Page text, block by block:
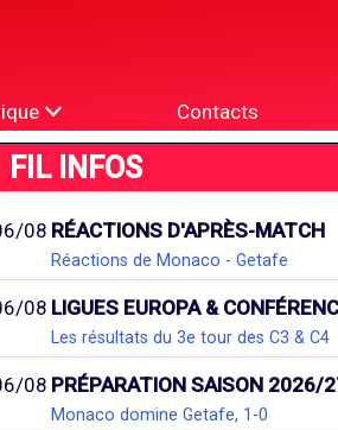
Contacts
FIL INFOS
08 RÉACTIONS D'APRÈS-MATCH
Réactions de Monaco - Getafe
08 LIGUES EUROPA &
Les résultats du 3e tour des C3 & C4
08 PRÉPARATION SAISON 2026/
Monaco domine Getafe, 1-0